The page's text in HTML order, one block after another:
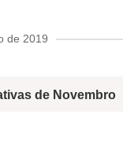
de 2019
de Novembro